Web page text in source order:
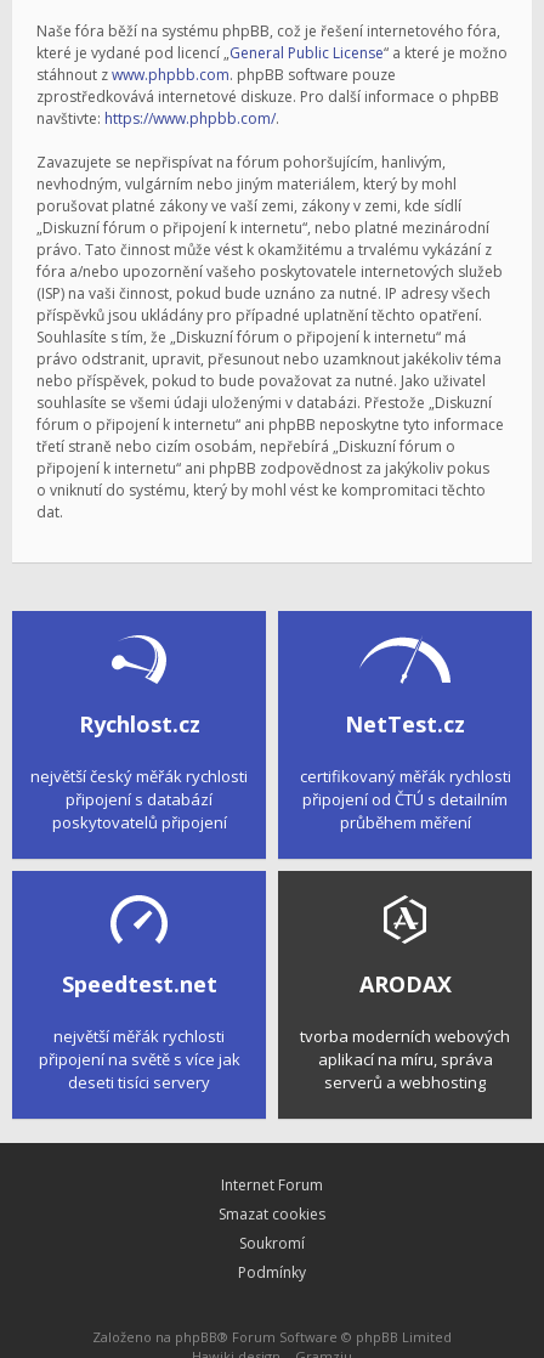
Naše fóra běží na systému phpBB, což je řešení internetového fóra,
které je vydané pod licencí „General Public License“ a které je možno
stáhnout zwww.phpbb.com. phpBB software pouze
zprostředkovává internetové diskuze. Pro další informace o phpBB
navštivte: https://www.phpbb.com/.
Zavazujete se nepřispívat na fórum pohoršujícím, hanlivým,
nevhodným, vulgárním nebo jiným materiálem, který by mohl
porušovat platné zákony ve vaší zemi, zákony v zemi, kde sídlí
„Diskuzní fórum o připojení k internetu“, nebo platné mezinárodní
právo. Tato činnost může vést k okamžitému a trvalému vykázání z
fóra a/nebo upozornění vašeho poskytovatele internetových služeb
(ISP) na vaši činnost, pokud bude uznáno za nutné. IP adresy všech
příspěvků jsou ukládány pro případné uplatnění těchto opatření.
Souhlasíte s tím, že „Diskuzní fórum o připojení k internetu“ má
právo odstranit, upravit, přesunout nebo uzamknout jakékoliv téma
nebo příspěvek, pokud to bude považovat za nutné. Jako uživatel
souhlasíte se všemi údaji uloženými v databázi. Přestože „Diskuzní
fórum o připojení k internetu“ ani phpBB neposkytne tyto informace
třetí straně nebo cizím osobám, nepřebírá „Diskuzní fórum o
připojení k internetu“ ani phpBB zodpovědnost za jakýkoliv pokus
o vniknutí do systému, který by mohl vést ke kompromitaci těchto
dat.
Rychlost.cz
největší český měřák rychlosti
připojení s databází
poskytovatelů připojení
NetTest.cz
certifikovaný měřák rychlosti
připojení od ČTÚ s detailním
průběhem měření
Speedtest.net
největší měřák rychlosti
připojení na světě s více jak
deseti tisíci servery
ARODAX
tvorba moderních webových
aplikací na míru, správa
serverů a webhosting
Internet Forum
Smazat cookies
Soukromí
Podmínky
Založeno na phpBB® Forum Software © phpBB Limited